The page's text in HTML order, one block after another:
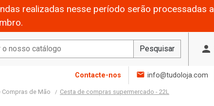
realizadas nesse período serão processadas
Pesquisar person
Contacte-nos mail info@tudoloja.com
Compras de Mão Cesta de compras supermercado - 22L